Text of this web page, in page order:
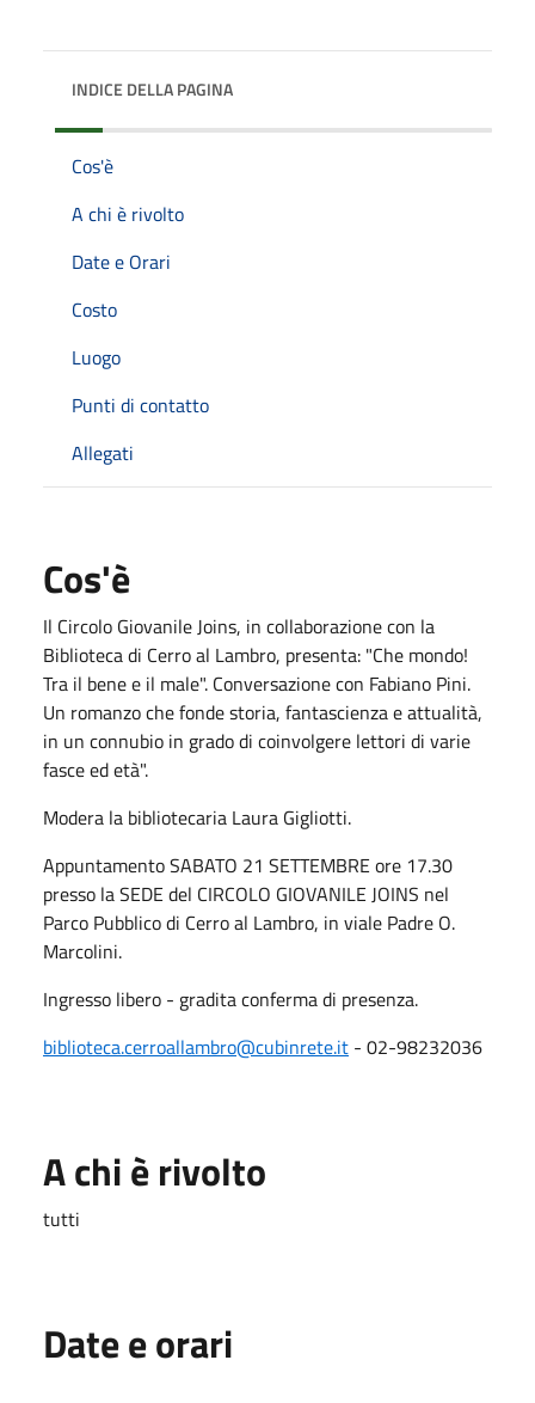
INDICE DELLA PAGINA
Cos'è
A chi è rivolto
Date e Orari
Costo
Luogo
Punti di contatto
Allegati
Cos'è
Il Circolo Giovanile Joins, in collaborazione con la
Biblioteca di Cerro al Lambro, presenta: "Che mondo!
Tra il bene e il male". Conversazione con Fabiano Pini.
Un romanzo che fonde storia, fantascienza e attualità,
in un connubio in grado di coinvolgere lettori di varie
fasce ed età".
Modera la bibliotecaria Laura Gigliotti.
Appuntamento SABATO 21 SETTEMBRE ore 17.30
presso la SEDE del CIRCOLO GIOVANILE JOINS nel
Parco Pubblico di Cerro al Lambro, in viale Padre O.
Marcolini.
Ingresso libero - gradita conferma di presenza.
biblioteca.cerroallambro@cubinrete.it - 02-98232036
A chi è rivolto
tutti
Date e orari